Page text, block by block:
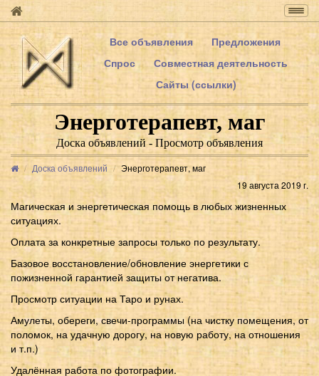
Все объявления
Предложения
Спрос
Совместная деятельность
Сайты (ссылки)
Энерготерапевт, маг
Доска объявлений - Просмотр объявления
Доска объявлений
Энерготерапевт, маг
19 августа 2019 г.
Магическая и энергетическая помощь в любых жизненных
ситуациях.
Оплата за конкретные запросы только по результату.
Базовое восстановление/обновление энергетики с
пожизненной гарантией защиты от негатива.
Просмотр ситуации на Таро и рунах.
Амулеты, обереги, свечи-программы (на чистку помещения, от
поломок, на удачную дорогу, на новую работу, на отношения
и т.п.)
Удалённая работа по фотографии.